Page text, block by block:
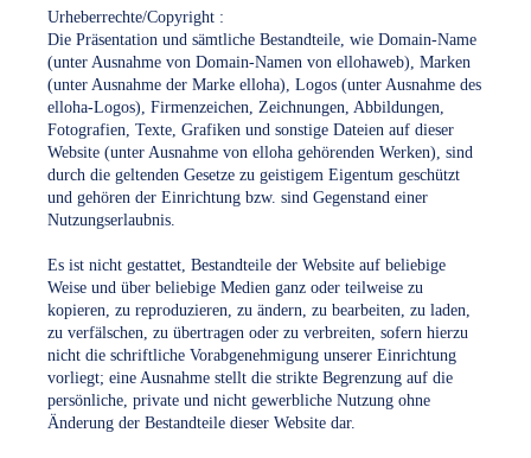
Urheberrechte/Copyright :
Die Präsentation und sämtliche Bestandteile, wie Domain-Name
(unter Ausnahme von Domain-Namen von ellohaweb), Marken
(unter Ausnahme der Marke elloha), Logos (unter Ausnahme des
elloha-Logos), Firmenzeichen, Zeichnungen, Abbildungen,
Fotografien, Texte, Grafiken und sonstige Dateien auf dieser
Website (unter Ausnahme von elloha gehörenden Werken), sind
durch die geltenden Gesetze zu geistigem Eigentum geschützt
und gehören der Einrichtung bzw. sind Gegenstand einer
Nutzungserlaubnis.
Es ist nicht gestattet, Bestandteile der Website auf beliebige
Weise und über beliebige Medien ganz oder teilweise zu
kopieren, zu reproduzieren, zu ändern, zu bearbeiten, zu laden,
zu verfälschen, zu übertragen oder zu verbreiten, sofern hierzu
nicht die schriftliche Vorabgenehmigung unserer Einrichtung
vorliegt; eine Ausnahme stellt die strikte Begrenzung auf die
persönliche, private und nicht gewerbliche Nutzung ohne
Änderung der Bestandteile dieser Website dar.